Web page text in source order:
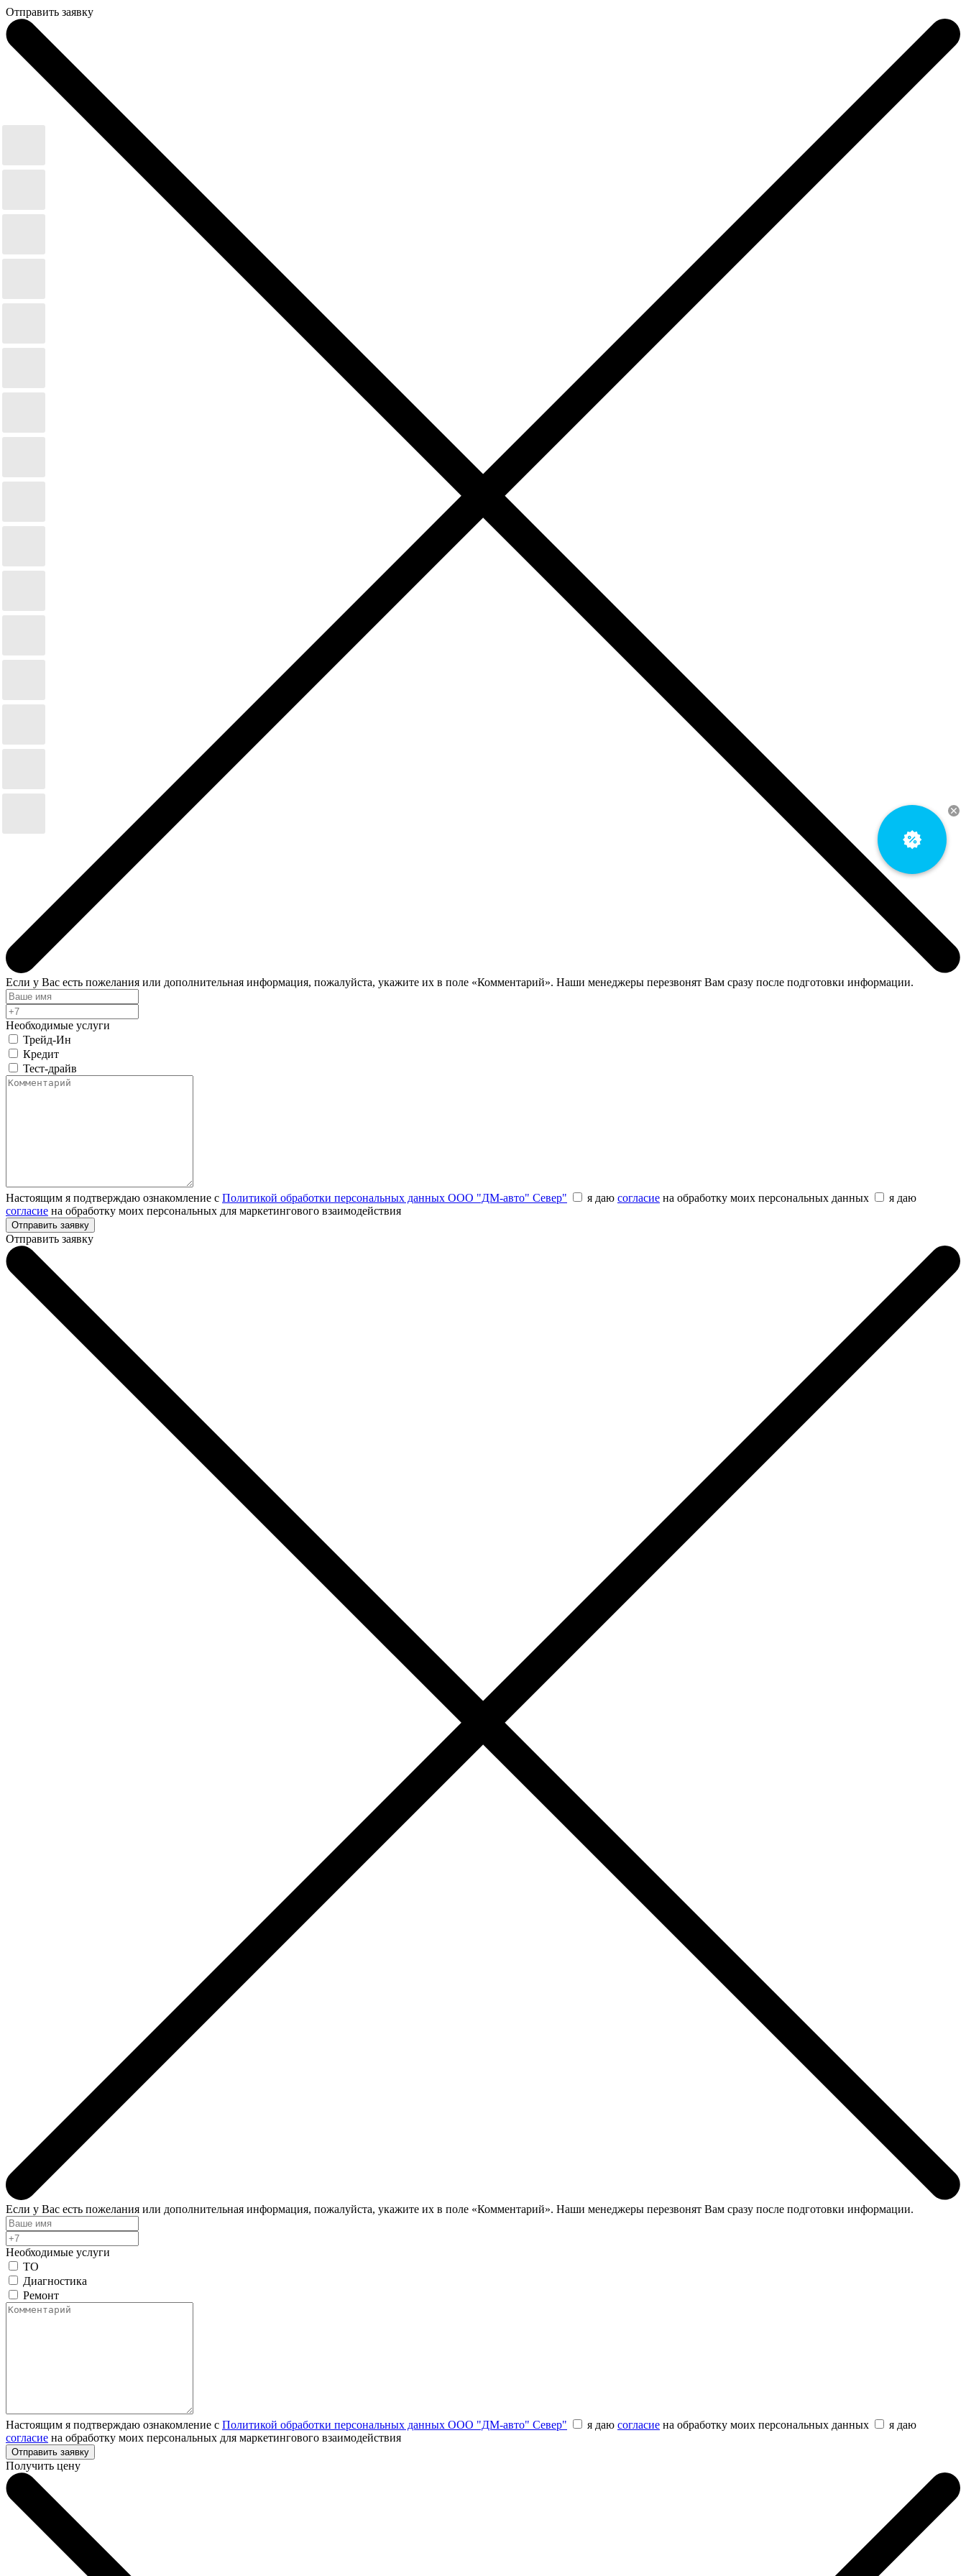
Отправить заявку
Если у Вас есть пожелания или дополнительная информация, пожалуйста, укажите их в поле «Комментарий». Наши менеджеры перезвонят Вам сразу после подготовки информации.
Необходимые услуги
Трейд-Ин
Кредит
Тест-драйв
Настоящим я подтверждаю ознакомление с Политикой обработки персональных данных ООО "ДМ-авто" Север" я даю согласие на обработку моих персональных данных
я даю
согласие на обработку моих персональных для маркетингового взаимодействия
Отправить заявку
Если у Вас есть пожелания или дополнительная информация, пожалуйста, укажите их в поле «Комментарий». Наши менеджеры перезвонят Вам сразу после подготовки информации.
Необходимые услуги
ТО
Диагностика
Ремонт
Настоящим я подтверждаю ознакомление с Политикой обработки персональных данных ООО "ДМ-авто" Север" я даю согласие на обработку моих персональных данных
я даю
согласие на обработку моих персональных для маркетингового взаимодействия
Получить цену